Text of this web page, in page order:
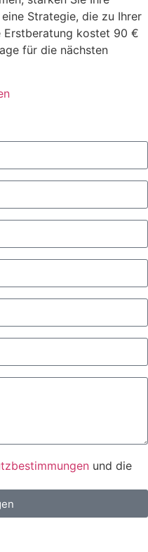
Strategie, die zu Ihrer
Erstberatung kostet 90 €
für die nächsten
und die